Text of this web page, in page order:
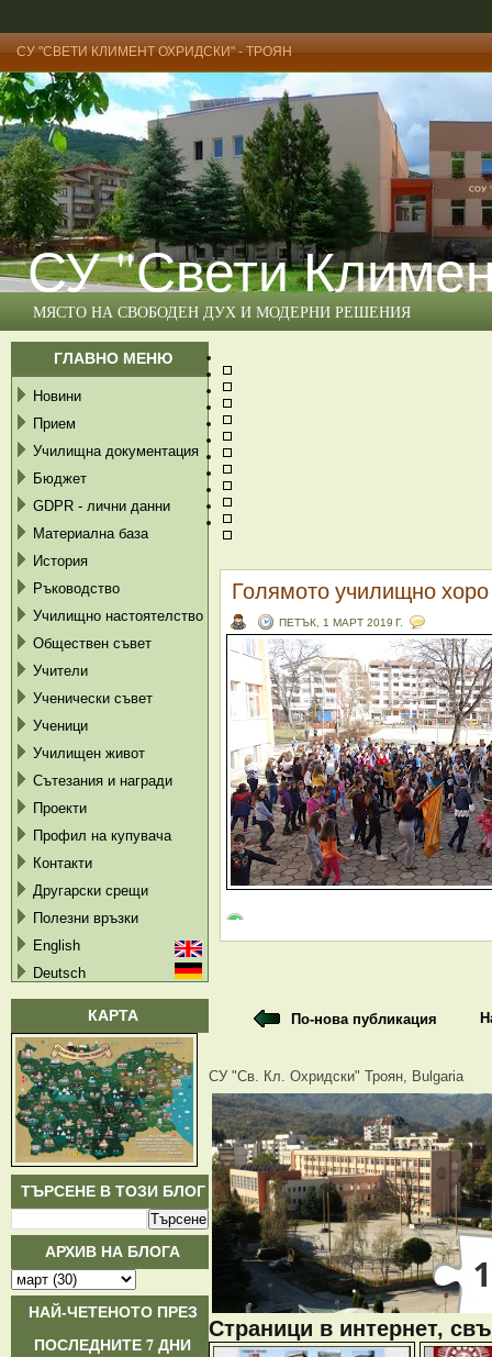
СУ "СВЕТИ КЛИМЕНТ ОХРИДСКИ" - ТРОЯН
СУ "Свети
МЯСТО НА СВОБОДЕН ДУХ И МОДЕРНИ РЕШЕНИЯ
ГЛАВНО МЕНЮ
Новини
Прием
Училищна документация
Бюджет
GDPR - лични данни
Материална база
История
Ръководство
Училищно настоятелство
Обществен съвет
Учители
Ученически съвет
Ученици
Училищен живот
Сътезания и награди
Проекти
Профил на купувача
Контакти
Другарски срещи
Полезни връзки
English
Deutsch
КАРТА
ТЪРСЕНЕ В ТОЗИ БЛОГ
АРХИВ НА БЛОГА
НАЙ-ЧЕТЕНОТО ПРЕЗ
ПОСЛЕДНИТЕ 7 ДНИ
Голямото училищно хоро
ПЕТЪК, 1 МАРТ 2019 Г.
По-нова публикация
СУ "Св. Кл. Охридски" Троян, Bulgaria
Страници в интернет,